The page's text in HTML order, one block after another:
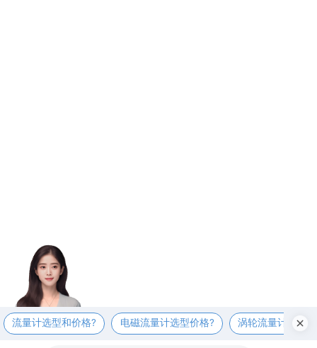
流量计选型和价格? 电磁流量计选型价格? 涡轮流量计选型